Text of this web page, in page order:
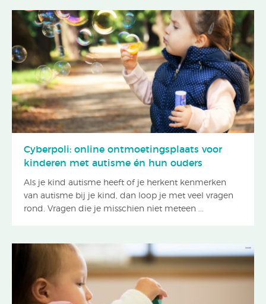
Cyberpoli: online ontmoetingsplaats voor
kinderen met autisme én hun ouders
Als je kind autisme heeft of je herkent kenmerken
van autisme bij je kind, dan loop je met veel vragen
rond. Vragen die je misschien niet meteen ...